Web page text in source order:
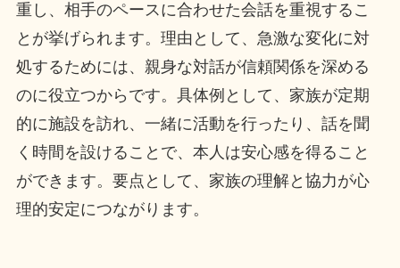
重し、相手のペースに合わせた会話を重視するこ
とが挙げられます。理由として、急激な変化に対
処するためには、親身な対話が信頼関係を深める
のに役立つからです。具体例として、家族が定期
的に施設を訪れ、一緒に活動を行ったり、話を聞
く時間を設けることで、本人は安心感を得ること
ができます。要点として、家族の理解と協力が心
理的安定につながります。